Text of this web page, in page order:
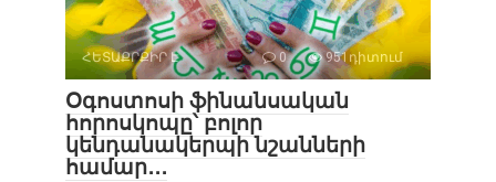
ՀԵՏԱՔՐՔԻՐ Է 0 951դիտում
Օգոստոսի ֆինանսական
հորոսկոպը՝ բոլոր
կենդանակերպի նշանների
համար․․․